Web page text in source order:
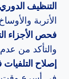
التنظيف
الأتربة
فحص الأجزاء
والتأكد من
إصلاح التلفيات